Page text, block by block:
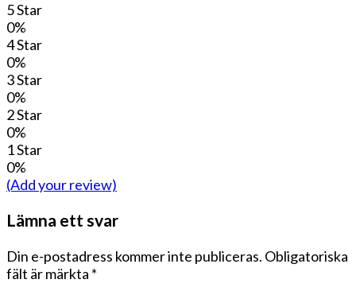
5 Star
0%
4 Star
0%
3 Star
0%
2 Star
0%
1 Star
0%
(Add your review)
Lämna ett svar
Din e-postadress kommer inte publiceras. Obligatoriska
fält är märkta *